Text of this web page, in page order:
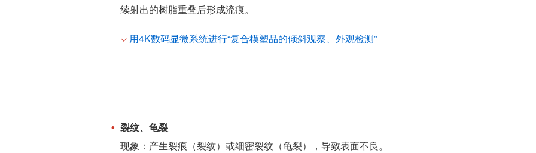
续射出的树脂重叠后形成流痕。
用4K数码显微系统进行“复合模塑品的倾斜观察、外观检测”
裂纹、龟裂
现象：产生裂痕（裂纹）或细密裂纹（龟裂），导致表面不良。